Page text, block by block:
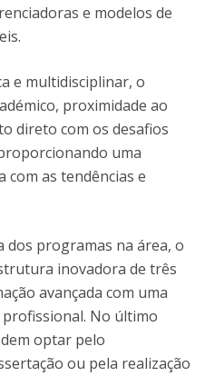
e modelos de
e multidisciplinar, o
proximidade ao
direto com os desafios
uma
com as tendências e
dos programas na área, o
inovadora de três
avançada com uma
No último
optar pelo
ou pela realização